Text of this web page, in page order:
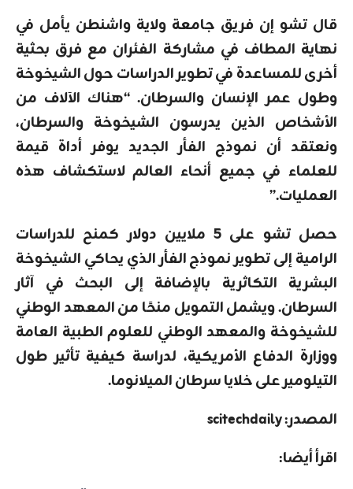
قال تشو إن فريق جامعة ولاية واشنطن يأمل في
نهاية المطاف في مشاركة الفئران مع فرق بحثية
أخرى للمساعدة في تطوير الدراسات حول الشيخوخة
وطول عمر الإنسان والسرطان. “هناك الآلاف من
الأشخاص الذين يدرسون الشيخوخة والسرطان،
ونعتقد أن نموذج الفأر الجديد يوفر أداة قيمة
للعلماء في جميع أنحاء العالم لاستكشاف هذه
العمليات.”
حصل تشو على 5 ملايين دولار كمنح للدراسات
الرامية إلى تطوير نموذج الفأر الذي يحاكي الشيخوخة
البشرية التكاثرية بالإضافة إلى البحث في آثار
السرطان. ويشمل التمويل منحًا من المعهد الوطني
للشيخوخة والمعهد الوطني للعلوم الطبية العامة
ووزارة الدفاع الأمريكية، لدراسة كيفية تأثير طول
التيلومير على خلايا سرطان الميلانوما.
المصدر: scitechdaily
اقرأ أيضا: